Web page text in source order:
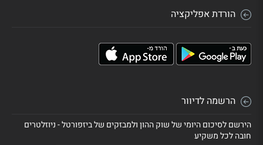
הורדת אפליקציה
הרשמה לדיוור
הירשם לסיכום היומי של שוק ההון ולמבזקים של ביזפורטל - ניוזלטרים
חובה לכל משקיע